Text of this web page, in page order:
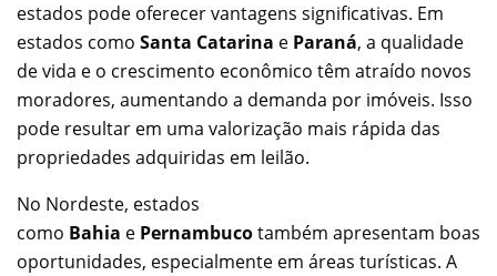
estados pode oferecer vantagens significativas. Em
estados como Santa Catarina e Paraná, a qualidade
de vida e o crescimento econômico têm atraído novos
moradores, aumentando a demanda por imóveis. Isso
pode resultar em uma valorização mais rápida das
propriedades adquiridas em leilão.
No Nordeste, estados
como Bahia e Pernambucotambém apresentam boas
oportunidades, especialmente em áreas turísticas. A